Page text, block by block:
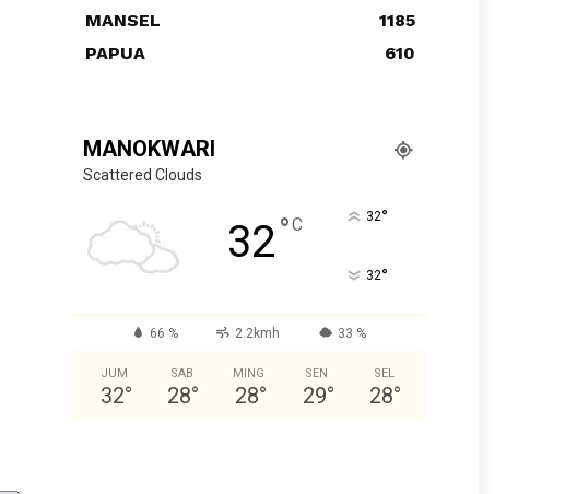
MANSEL
1185
PAPUA
610
MANOKWARI
Scattered Clouds
32°C 32°
32°
66 % 2.2kmh 33 %
JUM
32°
SAB
28°
MING
28°
SEN
29°
SEL
28°